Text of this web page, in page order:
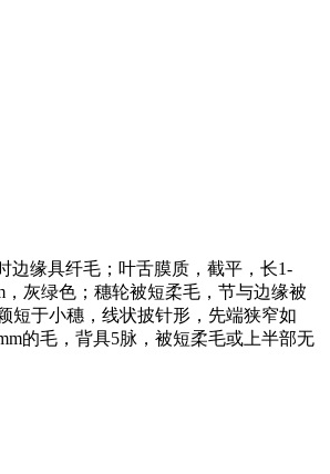
边缘具纤毛；叶舌膜质，截平，长1-
，灰绿色；穗轮被短柔毛，节与边缘被
短于小穗，线状披针形，先端狭窄如
的毛，背具5脉，被短柔毛或上半部无